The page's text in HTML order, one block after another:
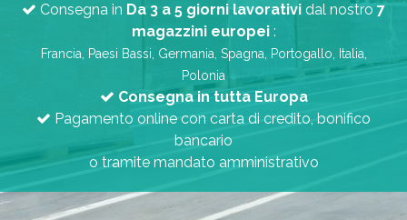
Consegna in Da 3 a 5 giorni lavorativi dal nostro 7
magazzini europei:
Francia, Paesi Bassi, Germania, Spagna, Portogallo, Italia,
Polonia
Consegna in tutta Europa
Pagamento online con carta di credito, bonifico
bancario
o tramite mandato amministrativo